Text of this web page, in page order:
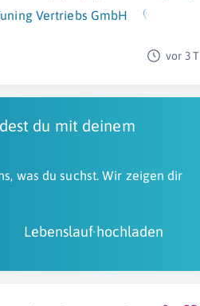
Vertriebs GmbH
vor 3 T
du mit deinem
was du suchst. Wir zeigen dir
Lebenslauf hochladen